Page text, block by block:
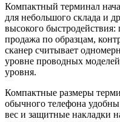
Компактный терминал
для небольшого склада и
высокого
продажа по образцам,
сканер считывает
уровне проводных
уровня.
Компактные размеры
обычного телефона
вес и защитные накладки